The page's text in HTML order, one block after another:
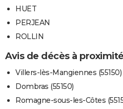
HUET
PERJEAN
ROLLIN
Avis de décès à
Villers-lès-Mangiennes (55150)
Dombras (55150)
Romagne-sous-les-Côtes